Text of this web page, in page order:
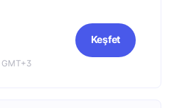
GMT+3
Keşfet